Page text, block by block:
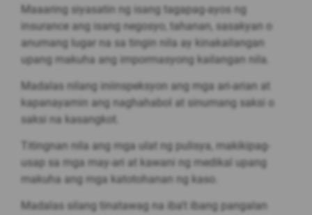
Maaaring siyasatin ng isang tagapag-ayos ng
insurance ang isang negosyo, tahanan, sasakyan o
anumang lugar na sa tingin nila ay kinakailangan
upang makuha ang impormasyong kailangan nila.
Madalas nilang iniinspeksyon ang mga ari-arian at
kapanayamin ang naghahabol at sinumang saksi o
saksi na kasangkot.
Titingnan nila ang mga ulat ng pulisya, makikipag-
usap sa mga may-ari at kawani ng medikal upang
makuha ang mga katotohanan ng kaso.
Madalas silang tinatawag na iba't ibang pangalan